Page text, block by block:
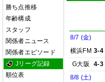
勝ち点推移
年齢構成
スタッフ
関係者ニュース
関係者エピソード
Jリーグ記録
順位表
8/7 (金)
横浜FM 3-4
G大阪
4-3
8/8 (土)